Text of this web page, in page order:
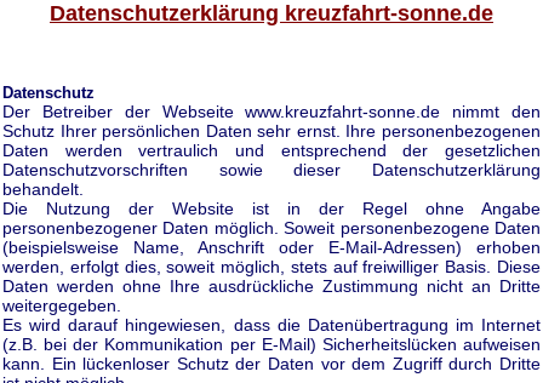
Datenschutzerklärung kreuzfahrt-sonne.de
Datenschutz
Der Betreiber der Webseite www.kreuzfahrt-sonne.de nimmt den
Schutz Ihrer persönlichen Daten sehr ernst. Ihre personenbezogenen
Daten werden vertraulich und entsprechend der gesetzlichen
Datenschutzvorschriften sowie dieser Datenschutzerklärung
behandelt.
Die Nutzung der Website ist in der Regel ohne Angabe
personenbezogener Daten möglich. Soweit personenbezogene Daten
(beispielsweise Name, Anschrift oder E-Mail-Adressen) erhoben
werden, erfolgt dies, soweit möglich, stets auf freiwilliger Basis. Diese
Daten werden ohne Ihre ausdrückliche Zustimmung nicht an Dritte
weitergegeben.
Es wird darauf hingewiesen, dass die Datenübertragung im Internet
(z.B. bei der Kommunikation per E-Mail) Sicherheitslücken aufweisen
kann. Ein lückenloser Schutz der Daten vor dem Zugriff durch Dritte